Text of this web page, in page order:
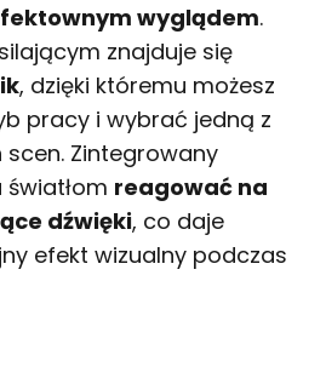
wyglądem.
znajduje się
, dzięki któremu możesz
pracy i wybrać jedną z
Zintegrowany
reagować na
dźwięki, co daje
efekt wizualny podczas